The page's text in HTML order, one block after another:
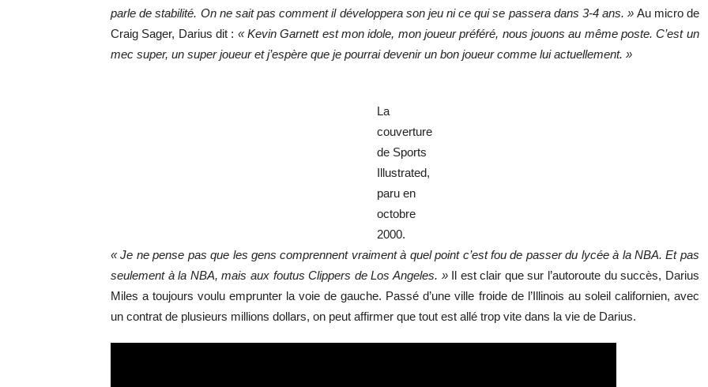
parle de stabilité. On ne sait pas comment il développera son jeu ni ce qui se passera dans 3-4 ans. » Au micro de
Craig Sager, Darius dit : « Kevin Garnett est mon idole, mon joueur préféré, nous jouons au même poste. C’est un
mec super, un super joueur et j’espère que je pourrai devenir un bon joueur comme lui actuellement. »
La
couverture
de Sports
Illustrated,
paru en
octobre
2000.
« Je ne pense pas que les gens comprennent vraiment à quel point c’est fou de passer du lycée à la NBA. Et pas
seulement à la NBA, mais aux foutus Clippers de Los Angeles. »Il est clair que sur l’autoroute du succès, Darius
Miles a toujours voulu emprunter la voie de gauche. Passé d’une ville froide de l’Illinois au soleil californien, avec
un contrat de plusieurs millions dollars, on peut affirmer que tout est allé trop vite dans la vie de Darius.